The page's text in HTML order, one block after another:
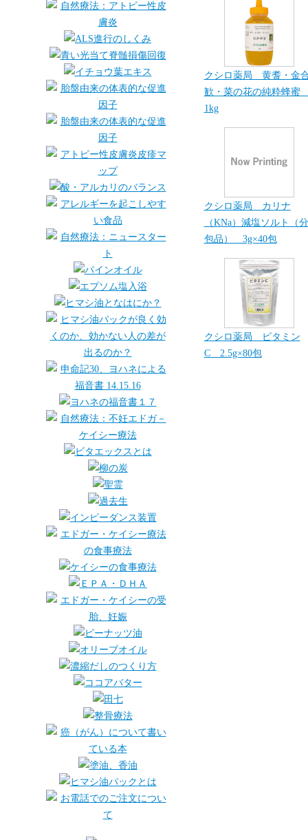
クシロ薬局 黄耆・金
歓・菜の花の純粋蜂
1kg
クシロ薬局 カリナ
（KNa）減塩ソルト（分
包品） 3g×40包
クシロ薬局 ビタミン
C 2.5g×80包